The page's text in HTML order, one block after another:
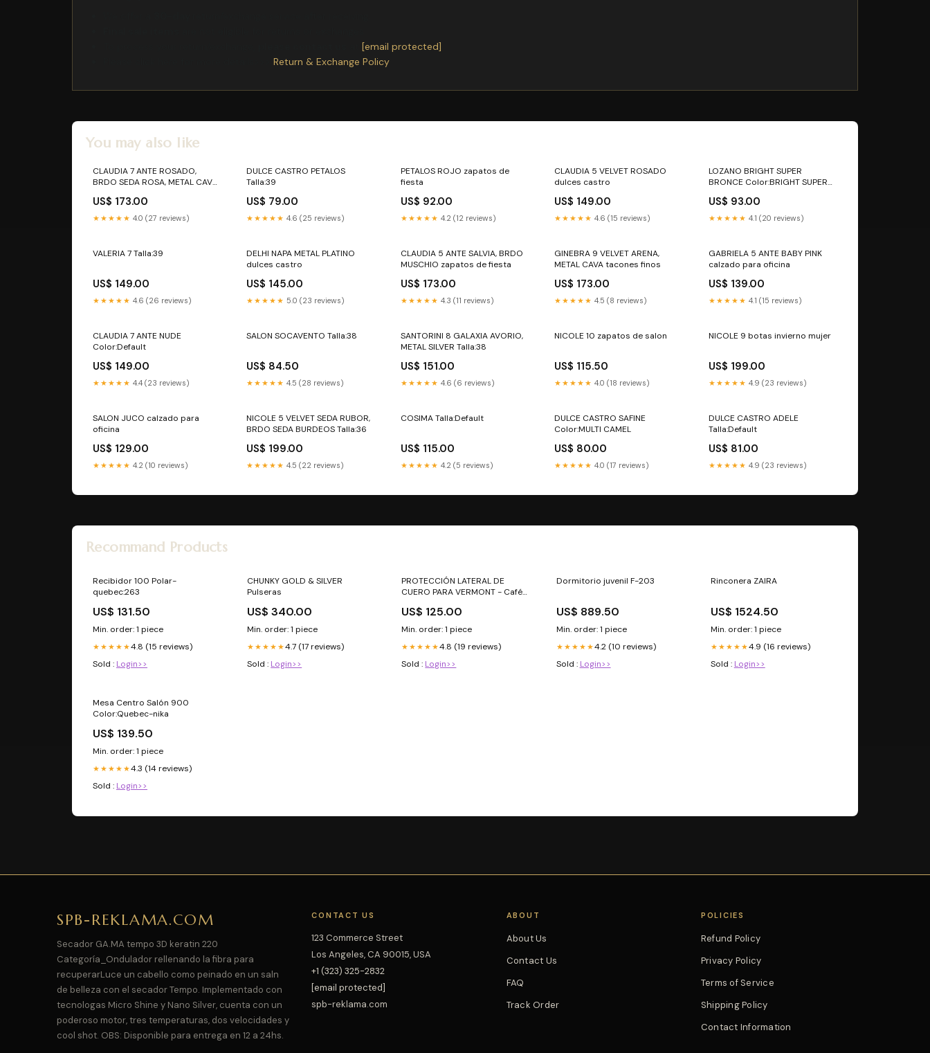
[email protected]
Return & Exchange Policy
You may also like
CLAUDIA 7 ANTE ROSADO,
BRDO SEDA ROSA, METAL CAVA
US$ 173.00
★★★★★ 4.0 (27 reviews)
DULCE CASTRO PETALOS
Talla:39
US$ 79.00
★★★★★ 4.6 (25 reviews)
PETALOS ROJO zapatos de
fiesta
US$ 92.00
★★★★★ 4.2 (12 reviews)
CLAUDIA 5 VELVET ROSADO
dulces castro
US$ 149.00
★★★★★ 4.6 (15 reviews)
LOZANO BRIGHT SUPER
BRONCE Color:BRIGHT SUPER
US$ 93.00
★★★★★ 4.1 (20 reviews)
VALERIA 7 Talla:39
US$ 149.00
★★★★★ 4.6 (26 reviews)
DELHI NAPA METAL PLATINO
dulces castro
US$ 145.00
★★★★★ 5.0 (23 reviews)
CLAUDIA 5 ANTE SALVIA, BRDO
MUSCHIO zapatos de fiesta
US$ 173.00
★★★★★ 4.3 (11 reviews)
GINEBRA 9 VELVET ARENA,
METAL CAVA tacones finos
US$ 173.00
★★★★★ 4.5 (8 reviews)
GABRIELA 5 ANTE BABY PINK
calzado para oficina
US$ 139.00
★★★★★ 4.1 (15 reviews)
CLAUDIA 7 ANTE NUDE
Color:Default
US$ 149.00
★★★★★ 4.4 (23 reviews)
SALON SOCAVENTO Talla:38
US$ 84.50
★★★★★ 4.5 (28 reviews)
SANTORINI 8 GALAXIA AVORIO,
METAL SILVER Talla:38
US$ 151.00
★★★★★ 4.6 (6 reviews)
NICOLE 10 zapatos de salon
US$ 115.50
★★★★★ 4.0 (18 reviews)
NICOLE 9 botas invierno mujer
US$ 199.00
★★★★★ 4.9 (23 reviews)
SALON JUCO calzado para
oficina
US$ 129.00
★★★★★ 4.2 (10 reviews)
NICOLE 5 VELVET SEDA RUBOR,
BRDO SEDA BURDEOS Talla:36
US$ 199.00
★★★★★ 4.5 (22 reviews)
COSIMA Talla:Default
US$ 115.00
★★★★★ 4.2 (5 reviews)
DULCE CASTRO SAFINE
Color:MULTI CAMEL
US$ 80.00
★★★★★ 4.0 (17 reviews)
DULCE CASTRO ADELE
Talla:Default
US$ 81.00
★★★★★ 4.9 (23 reviews)
Recommand Products
Recibidor 100 Polar-
quebec:263
US$ 131.50
Min. order: 1 piece
★★★★★4.8 (15 reviews)
Sold : Login>>
CHUNKY GOLD & SILVER
Pulseras
US$ 340.00
Min. order: 1 piece
★★★★★4.7 (17 reviews)
Sold : Login>>
PROTECCIÓN LATERAL DE
CUERO PARA VERMONT - Café
US$ 125.00
Min. order: 1 piece
★★★★★4.8 (19 reviews)
Sold : Login>>
Dormitorio juvenil F-203
US$ 889.50
Min. order: 1 piece
★★★★★4.2 (10 reviews)
Sold : Login>>
Rinconera ZAIRA
US$ 1524.50
Min. order: 1 piece
★★★★★4.9 (16 reviews)
Sold : Login>>
Mesa Centro Salón 900
Color:Quebec-nika
US$ 139.50
Min. order: 1 piece
★★★★★4.3 (14 reviews)
Sold : Login>>
SPB-REKLAMA.COM
Secador GA.MA tempo 3D keratin 220
Categoría_Ondulador rellenando la fibra para
recuperarLuce un cabello como peinado en un saln
de belleza con el secador Tempo. Implementado con
tecnologas Micro Shine y Nano Silver, cuenta con un
poderoso motor, tres temperaturas, dos velocidades y
cool shot. OBS: Disponible para entrega en 12 a 24hs.
CONTACT US
123 Commerce Street
Los Angeles, CA 90015, USA
+1 (323) 325-2832
[email protected]
spb-reklama.com
ABOUT
About Us
Contact Us
FAQ
Track Order
POLICIES
Refund Policy
Privacy Policy
Terms of Service
Shipping Policy
Contact Information